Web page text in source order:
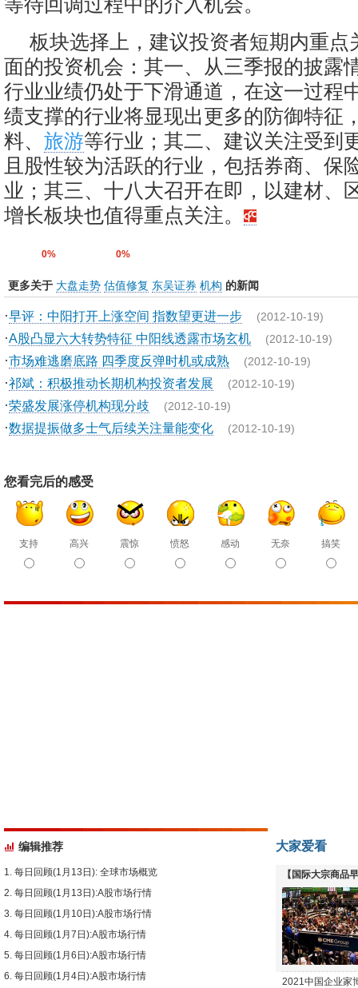
板块选择上，建议投资者短期内重点
面的投资机会：其一、从三季报的披露
行业业绩仍处于下滑通道，在这一过程
绩支撑的行业将显现出更多的防御特征
料、 旅游等行业；其二、建议关注受到
且股性较为活跃的行业，包括券商、保
业；其三、十八大召开在即，以建材、
增长板块也值得重点关注。
0% 0%
更多关于 大盘走势 估值修复 东吴证券 机构 的新闻
·早评：中阳打开上涨空间 指数望更进一步 (2012-10-19)
·A股凸显六大转势特征 中阳线透露市场玄机 (2012-10-19)
·市场难逃磨底路 四季度反弹时机或成熟 (2012-10-19)
·祁斌：积极推动长期机构投资者发展 (2012-10-19)
·荣盛发展涨停机构现分歧 (2012-10-19)
·数据提振做多士气后续关注量能变化 (2012-10-19)
您看完后的感受
支持 高兴 震惊 愤怒 感动 无奈 搞笑
编辑推荐
每日回顾(1月13日): 全球市场概览
每日回顾(1月13日):A股市场行情
每日回顾(1月10日):A股市场行情
每日回顾(1月7日):A股市场行情
每日回顾(1月6日):A股市场行情
每日回顾(1月4日):A股市场行情
大家爱看
【国际大宗商品
下跌
2021中国企业家